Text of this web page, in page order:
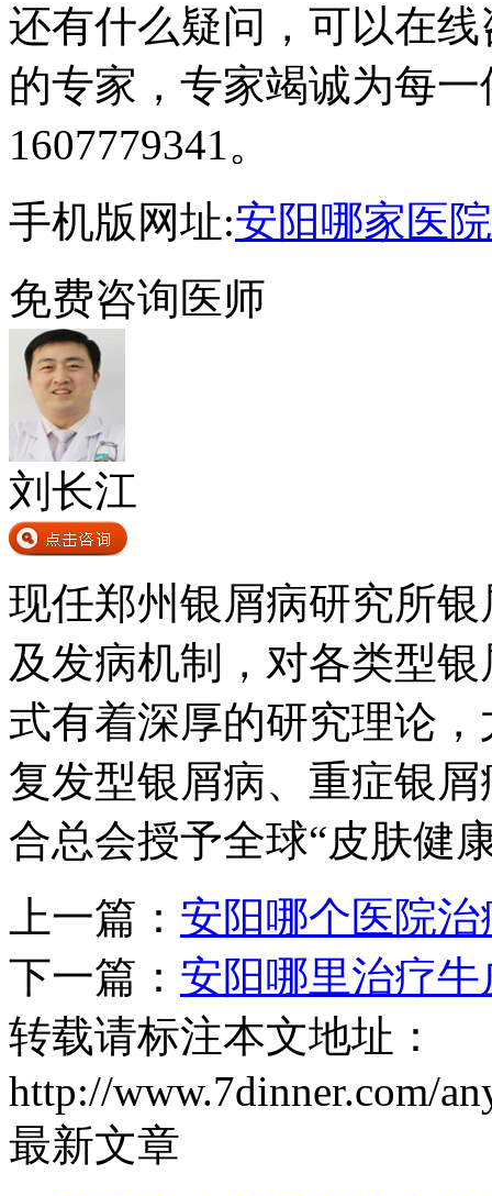
还有什么疑问，可以在
的专家，专家竭诚为每
1607779341。
手机版网址:安阳哪家医
免费咨询医师
刘长江
现任郑州银屑病研究所
及发病机制，对各类型
式有着深厚的研究理论
复发型银屑病、重症银
合总会授予全球“皮肤健
上一篇： 安阳哪个医院
下一篇： 安阳哪里治疗
转载请标注本文地址：
http://www.7dinner.com/
最新文章